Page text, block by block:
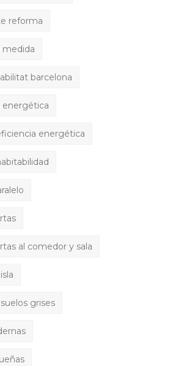
reforma
medida
barcelona
energética
energética
al comedor y sala
grises